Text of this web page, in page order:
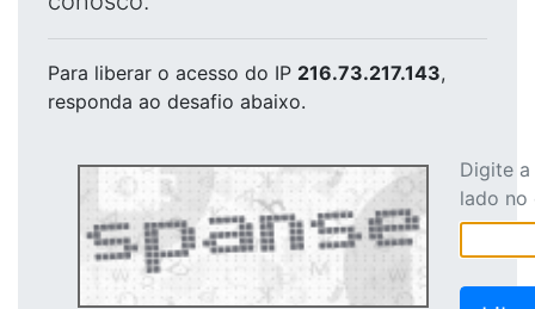
Para liberar o acesso do IP 216.73.217.143,
responda ao desafio abaixo.
Digite
lado no